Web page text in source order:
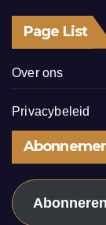
Page List
Over ons
Privacybeleid
Abonneren